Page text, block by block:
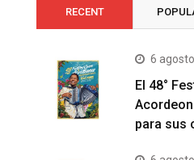
RECENT
6
El 48°
para sus